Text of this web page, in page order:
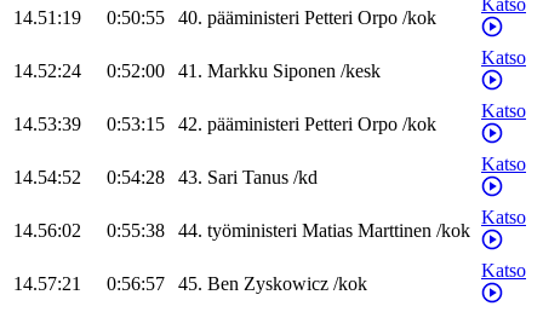
14.51:19 0:50:55 40. pääministeri Petteri Orpo /kok
Katso
14.52:24 0:52:00 41. Markku Siponen /kesk
Katso
14.53:39 0:53:15 42. pääministeri Petteri Orpo /kok
Katso
14.54:52 0:54:28 43. Sari Tanus /kd
Katso
14.56:02 0:55:38 44. työministeri Matias Marttinen /kok
Katso
14.57:21 0:56:57 45. Ben Zyskowicz /kok
Katso